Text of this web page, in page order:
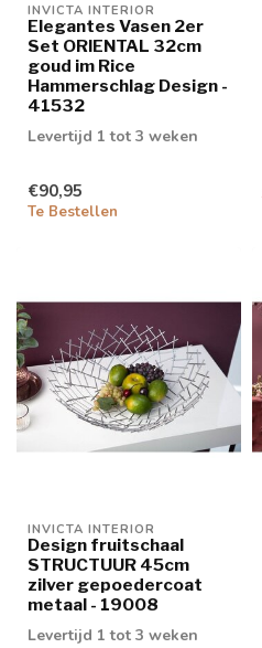
INVICTA INTERIOR
Elegantes Vasen 2er
Set ORIENTAL 32cm
goud im Rice
Hammerschlag Design -
41532
Levertijd 1 tot 3 weken
€90,95
Te Bestellen
INVICTA INTERIOR
Design fruitschaal
STRUCTUUR 45cm
zilver gepoedercoat
metaal - 19008
Levertijd 1 tot 3 weken